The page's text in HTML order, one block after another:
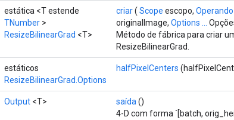
estática <T estende
TNumber >
ResizeBilinearGrad <T>
criar( Scope escopo, Operando
originalImage, Options ...
Método de fábrica para criar
ResizeBilinearGrad.
estáticos
ResizeBilinearGrad.Options
halfPixelCenters
Output <T> saída ()
4-D com forma `[batch,